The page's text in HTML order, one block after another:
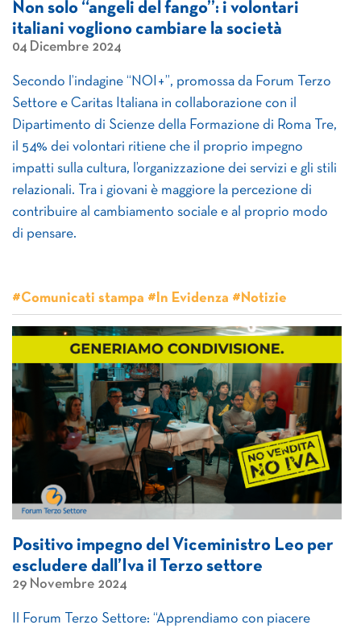
Non solo “angeli del fango”: i volontari
italiani vogliono cambiare la società
04 Dicembre 2024
Secondo l’indagine “NOI+”, promossa da Forum Terzo
Settore e Caritas Italiana in collaborazione con il
Dipartimento di Scienze della Formazione di Roma Tre,
il 54% dei volontari ritiene che il proprio impegno
impatti sulla cultura, l’organizzazione dei servizi e gli stili
relazionali. Tra i giovani è maggiore la percezione di
contribuire al cambiamento sociale e al proprio modo
di pensare.
#Comunicati stampa #In Evidenza #Notizie
Positivo impegno del Viceministro Leo per
escludere dall’Iva il Terzo settore
29 Novembre 2024
Il Forum Terzo Settore: “Apprendiamo con piacere